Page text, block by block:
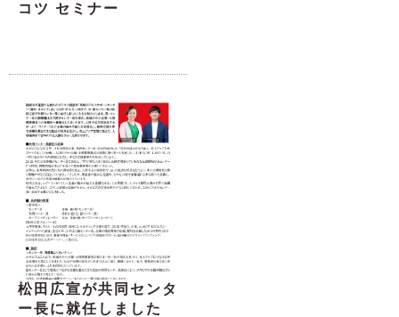
コツ セミナー
松田広宣が共同センタ
ー長に就任しました